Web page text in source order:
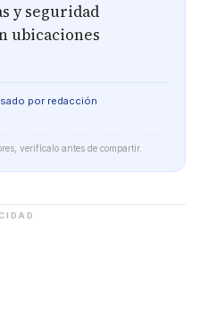
y seguridad
ubicaciones
por redacción
verifícalo antes de compartir.